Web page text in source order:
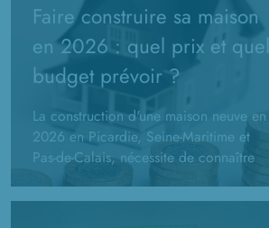
Faire construire sa maison
en 2026 : quel prix et quel
budget prévoir ?
La construction d'une maison neuve en
2026 en Picardie, Seine-Maritime et
Pas-de-Calais, nécessite de connaître
calculer ?